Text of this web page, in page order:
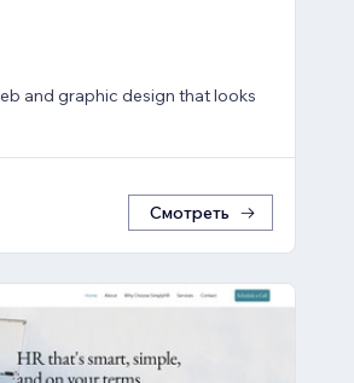
and graphic design that looks
Смотреть